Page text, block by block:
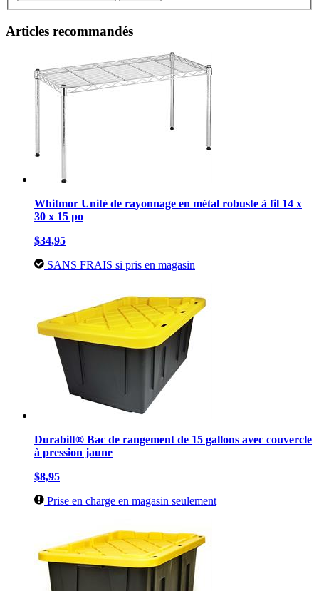
Articles recommandés
Whitmor Unité de rayonnage en métal robuste à fil 14 x
30 x 15 po
$34,95
SANS FRAIS si pris en magasin
Durabilt® Bac de rangement de 15 gallons avec couvercle
à pression jaune
$8,95
Prise en charge en magasin seulement